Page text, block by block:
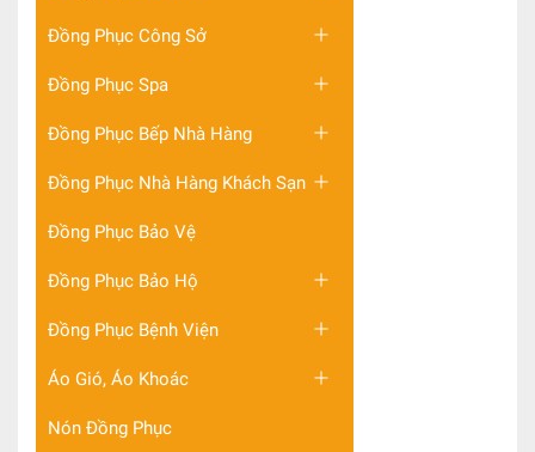
Đồng Phục Công Sở
Đồng Phục Spa
Đồng Phục Bếp Nhà Hàng
Đồng Phục Nhà Hàng Khách Sạn
Đồng Phục Bảo Vệ
Đồng Phục Bảo Hộ
Đồng Phục Bệnh Viện
Áo Gió, Áo Khoác
Nón Đồng Phục